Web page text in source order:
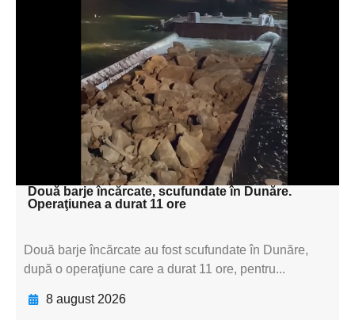
Adaugă aici textul pentru
subtitluAdaugă aici
textul pentru
subtitluAdaugă aici
textul pentru
subtitluAdaugă aici
textul pentru subti
Două barje încărcate, scufundate în Dunăre.
Operaţiunea a durat 11 ore
Două barje încărcate au fost scufundate în Dunăre,
după o operaţiune care a durat 11 ore, pentru...
8 august 2026